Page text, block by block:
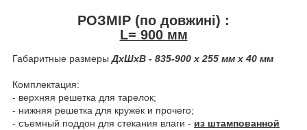
РОЗМІР (по довжині) :
L= 900 мм
Габаритные размерыДхШхВ - 835-900 х 255 мм х 40 мм
Комплектация:
- верхняя решетка для тарелок;
- нижняя решетка для кружек и прочего;
- съемный поддон для стекания влаги - из штампованной